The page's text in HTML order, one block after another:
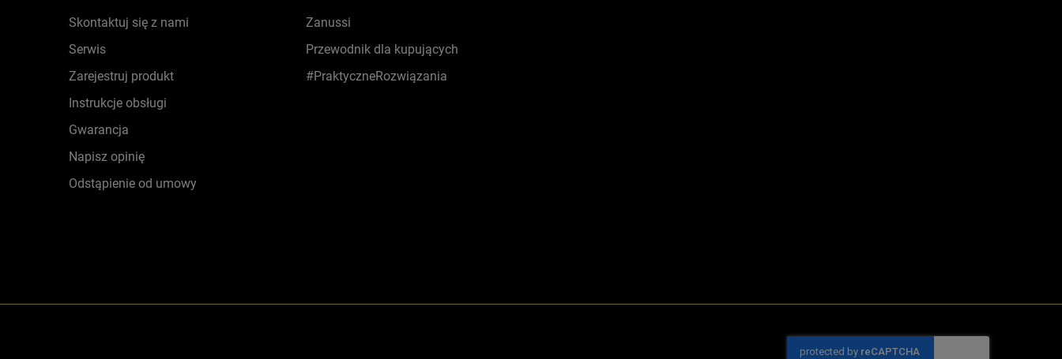
Skontaktuj się z nami
Serwis
Zarejestruj produkt
Instrukcje obsługi
Gwarancja
Napisz opinię
Odstąpienie od umowy
Zanussi
Przewodnik dla kupujących
#PraktyczneRozwiązania